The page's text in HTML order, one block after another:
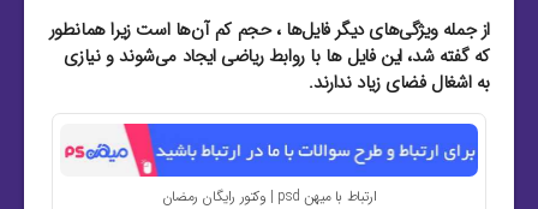
از جمله ویژگی‌های دیگر فایل‌ها ، حجم کم آن‌ها است زیرا همانطور
که گفته شد، این فایل‌ ها با روابط ریاضی ایجاد می‌شوند و نیازی
به اشغال فضای زیاد ندارند.
ارتباط با میهن psd | وکتور رایگان رمضان